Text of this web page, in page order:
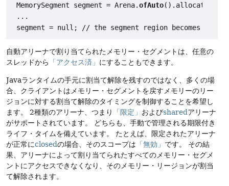
MemorySegment segment = Arena.ofAuto
...
自動アリーナで割り当てられたメモリー・セグメントは、任意の
スレッドから
「アクセス済」 にすることもできます。
Javaランタイムの手元に割当て解除を残すのではなく、多くの場
合、クライアントはメモリー・セグメントを戻すメモリーのリー
ジョンに対する割当て解除のタイミングを制御することを希望し
ます。
2種類のアリーナ、つまり 「限定」 およびsharedアリーナ
がサポートされています。
どちらも、手動で管理される期限付き
ライフ・タイムを備えています。
たとえば、限定されたアリーナ
が正常にclosedの場合、そのスコープは 「無効」 です。
その結
果、アリーナによって割り当てられたすべてのメモリー・セグメ
ントにアクセスできなくなり、そのメモリー・リージョンが割当
て解除されます。